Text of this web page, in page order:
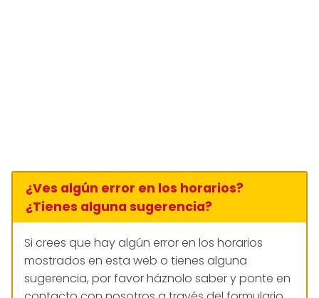
¿Ves algún error en los horarios?
¿Tienes alguna sugerencia?
Si crees que hay algún error en los horarios
mostrados en esta web o tienes alguna
sugerencia, por favor háznolo saber y ponte en